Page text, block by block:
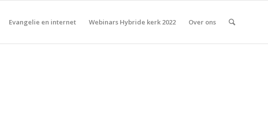
Evangelie en internet Webinars Hybride kerk 2022 Over ons